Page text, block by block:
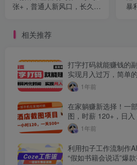
张+，普通人新风口，长久稳
暴
相关推荐
打字打码就能赚钱的
实现月入过万，简单
1年前
在家躺赚新选择！一
图，时薪 120+，日入
1年前
利用扣子工作流制作
“假如书籍会说话”爆